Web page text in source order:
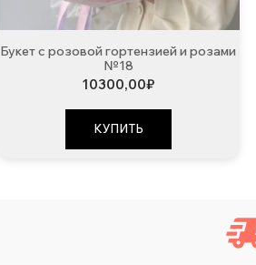
Букет с розовой гортензией и розами
№18
10300,00₽
КУПИТЬ